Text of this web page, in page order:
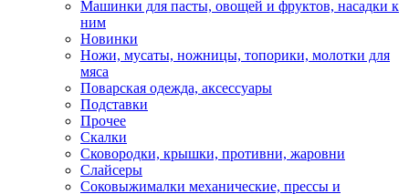
Машинки для пасты, овощей и фруктов, насадки к
ним
Новинки
Ножи, мусаты, ножницы, топорики, молотки для
мяса
Поварская одежда, аксессуары
Подставки
Прочее
Скалки
Сковородки, крышки, противни, жаровни
Слайсеры
Соковыжималки механические, прессы и